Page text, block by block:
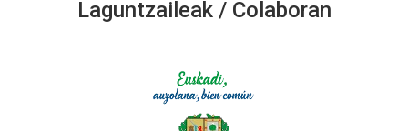
Laguntzaileak / Colaboran